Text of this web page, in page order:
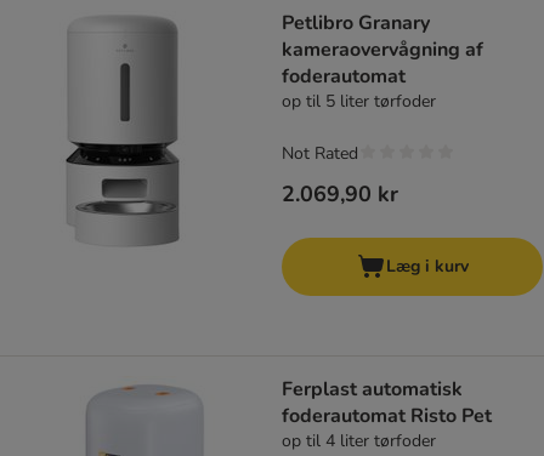
Petlibro Granary
kameraovervågning af
foderautomat
op til 5 liter tørfoder
2.069,90 kr
Not Rated
Læg i kurv
Ferplast automatisk
foderautomat Risto Pet
op til 4 liter tørfoder